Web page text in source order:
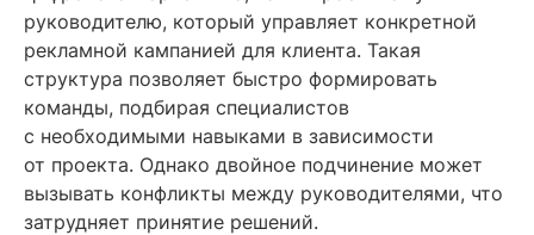
руководителю, который управляет конкретной
рекламной кампанией для клиента. Такая
структура позволяет быстро формировать
команды, подбирая специалистов
с необходимыми навыками в зависимости
от проекта. Однако двойное подчинение может
вызывать конфликты между руководителями, что
затрудняет принятие решений.